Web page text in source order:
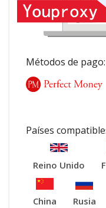
Métodos de pago:
Países
Reino Unido
China Rusia